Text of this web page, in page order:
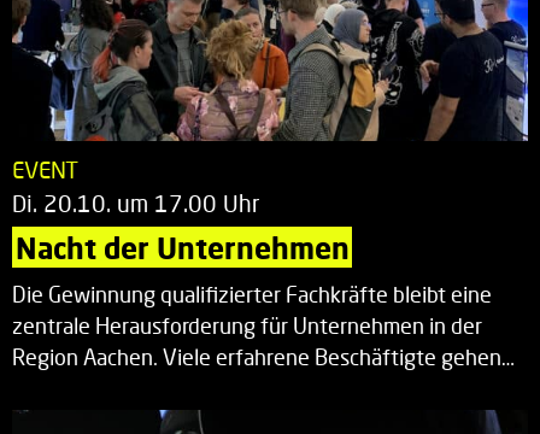
EVENT
Di. 20.10. um 17.00 Uhr
Nacht der Unternehmen
Die Gewinnung qualifizierter Fachkräfte bleibt eine
zentrale Herausforderung für Unternehmen in der
Region Aachen. Viele erfahrene Beschäftigte gehen…